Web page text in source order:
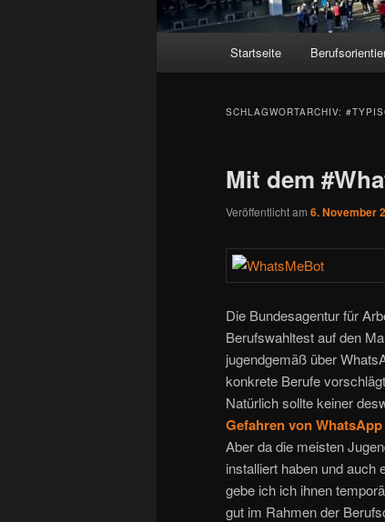
Startseite
SCHLAGWORTARCHIV:
Mit dem
Veröffentlicht am 6. November
Die Bundesagentur für
Berufswahltest auf den
jugendgemäß über
konkrete Berufe
Natürlich sollte keiner
Gefahren von WhatsApp
Aber da die meisten
installiert haben und auch
gebe ich ich ihnen
gut im Rahmen der